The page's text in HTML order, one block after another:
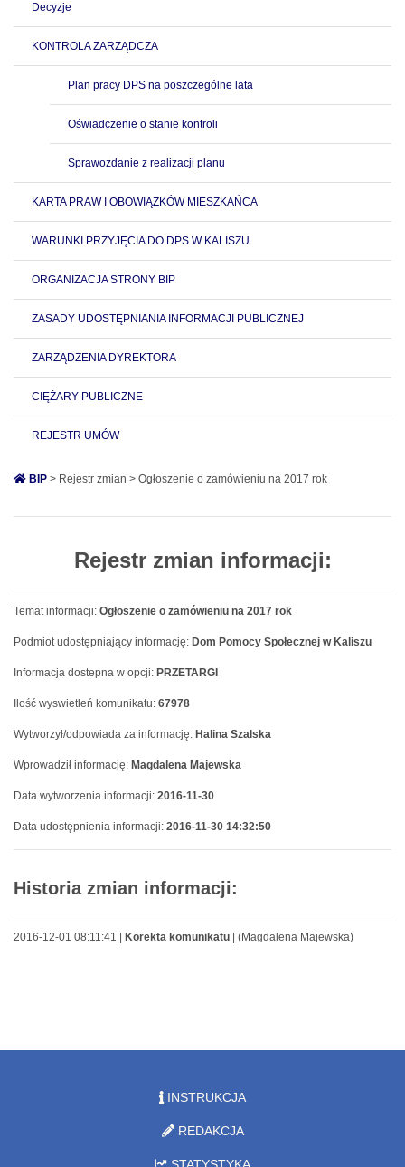
Decyzje
KONTROLA ZARZĄDCZA
Plan pracy DPS na poszczególne lata
Oświadczenie o stanie kontroli
Sprawozdanie z realizacji planu
KARTA PRAW I OBOWIĄZKÓW MIESZKAŃCA
WARUNKI PRZYJĘCIA DO DPS W KALISZU
ORGANIZACJA STRONY BIP
ZASADY UDOSTĘPNIANIA INFORMACJI PUBLICZNEJ
ZARZĄDZENIA DYREKTORA
CIĘŻARY PUBLICZNE
REJESTR UMÓW
BIP > Rejestr zmian > Ogłoszenie o zamówieniu na 2017 rok
Rejestr zmian informacji:
Temat informacji: Ogłoszenie o zamówieniu na 2017 rok
Podmiot udostępniający informację: Dom Pomocy Społecznej w Kaliszu
Informacja dostepna w opcji: PRZETARGI
Ilość wyswietleń komunikatu: 67978
Wytworzył/odpowiada za informację: Halina Szalska
Wprowadził informację: Magdalena Majewska
Data wytworzenia informacji: 2016-11-30
Data udostępnienia informacji: 2016-11-30 14:32:50
Historia zmian informacji:
2016-12-01 08:11:41 | Korekta komunikatu | (Magdalena Majewska)
INSTRUKCJA
REDAKCJA